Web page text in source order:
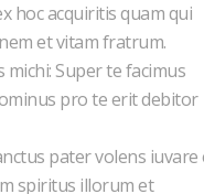
hoc acquiritis quam qui
et vitam fratrum.
Super te facimus
pro te erit debitor
pater volens iuvare
spiritus illorum et